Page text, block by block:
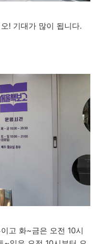
! 기대가 많이 됩니다.
고 화~금은 오전 10시